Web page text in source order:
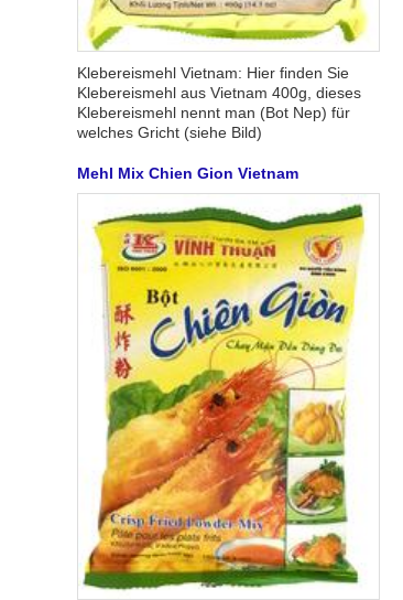
Klebereismehl Vietnam: Hier finden Sie
Klebereismehl aus Vietnam 400g, dieses
Klebereismehl nennt man (Bot Nep) für
welches Gricht (siehe Bild)
Mehl Mix Chien Gion Vietnam